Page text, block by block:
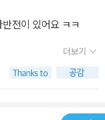
전이 있어요 ㅋㅋ
더보기